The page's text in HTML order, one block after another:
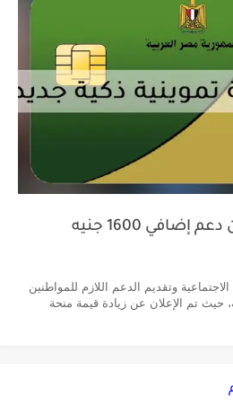
وزارة التموين تعلن عن دعم إضافي 1600 جنيه
وتقديم الدعم اللازم للمواطنين
حيث تم الإعلان عن زيادة قيمة منحة